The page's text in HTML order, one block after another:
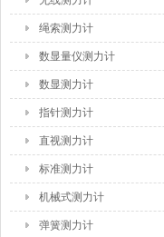
绳索测力计
数显量仪测力计
数显测力计
指针测力计
直视测力计
标准测力计
机械式测力计
弹簧测力计